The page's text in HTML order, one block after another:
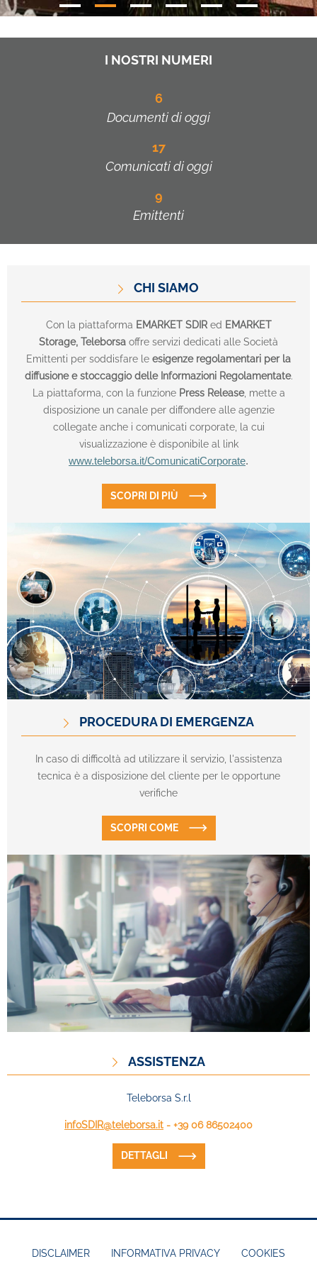
I NOSTRI NUMERI
6
Documenti di oggi
17
Comunicati di oggi
9
Emittenti
CHI SIAMO
Con la piattaforma EMARKET SDIR ed EMARKET
Storage, Teleborsa offre servizi dedicati alle Società
Emittenti per soddisfare le esigenze regolamentari per la
diffusione e stoccaggio delle Informazioni Regolamentate.
La piattaforma, con la funzione Press Release, mette a
disposizione un canale per diffondere alle agenzie
collegate anche i comunicati corporate, la cui
visualizzazione è disponibile al link
www.teleborsa.it/ComunicatiCorporate.
SCOPRI DI PIÙ
PROCEDURA DI EMERGENZA
In caso di difficoltà ad utilizzare il servizio, l'assistenza
tecnica è a disposizione del cliente per le opportune
verifiche
SCOPRI COME
ASSISTENZA
Teleborsa S.r.l
infoSDIR@teleborsa.it - +39 06 86502400
DETTAGLI
DISCLAIMER INFORMATIVA PRIVACY COOKIES